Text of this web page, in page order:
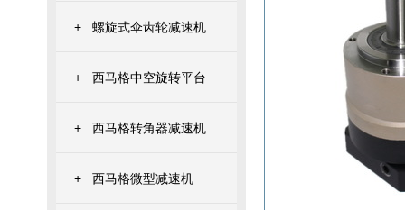
+ 螺旋式伞齿轮减速机
+ 西马格中空旋转平台
+ 西马格转角器减速机
+ 西马格微型减速机